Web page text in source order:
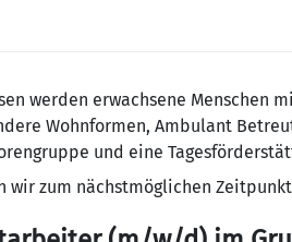
werden erwachsene Menschen
Wohnformen, Ambulant
und eine
wir zum nächstmöglichen Zeitpunkt